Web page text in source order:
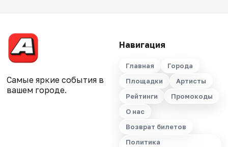
Самые яркие события в
вашем городе.
Навигация
Главная
Города
Площадки
Артисты
Рейтинги
Промокоды
О нас
Возврат билетов
Политика